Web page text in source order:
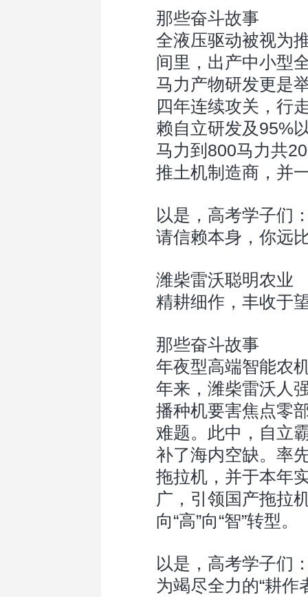
那些奋斗故事
全液压驱动被视为
间里，出产中小型
马力产物研发更是
四年连续攻关，行
赖自立研发及95%
马力到800马力共
推土机制造商，并
以是，高考学子们
请信赖本身，你远
潍柴雷沃聪明农业
精耕细作，丰收于
那些奋斗故事
年夜型高端智能农
年来，潍柴雷沃人
播种机要害焦点零
难题。此中，自立
补了海内空缺。率
拖拉机，并于本年
广，引领国产拖拉
向“高”向“智”转型。
以是，高考学子们
为竭尽全力的“耕作